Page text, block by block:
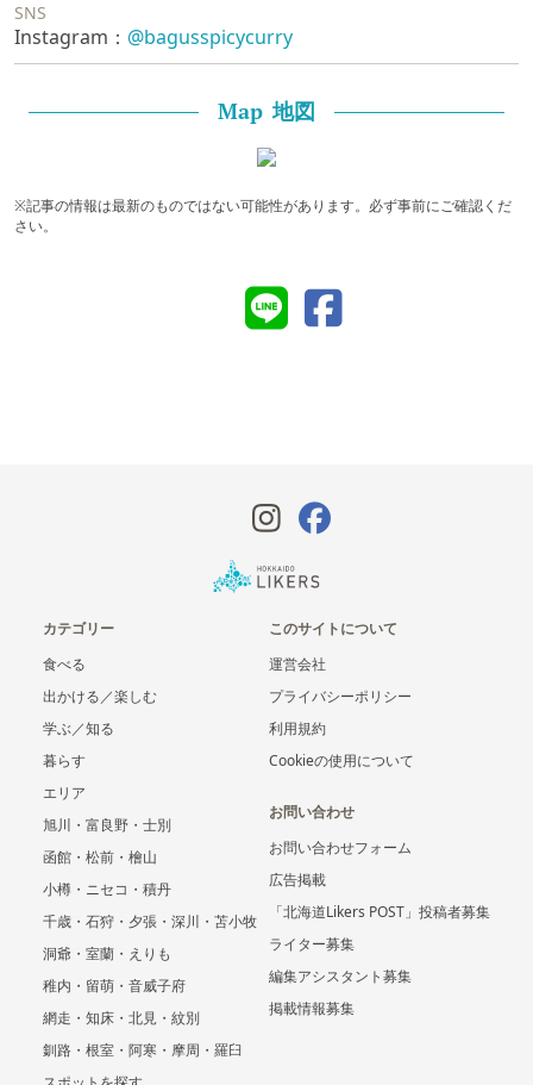
SNS
Instagram： @bagusspicycurry
Map 地図
※記事の情報は最新のものではない可能性があります。必ず事前にご確認くだ
さい。
カテゴリー
食べる
出かける／楽しむ
学ぶ／知る
暮らす
エリア
旭川・富良野・士別
函館・松前・檜山
小樽・ニセコ・積丹
千歳・石狩・夕張・深川・苫小牧
洞爺・室蘭・えりも
稚内・留萌・音威子府
網走・知床・北見・紋別
釧路・根室・阿寒・摩周・羅臼
このサイトについて
運営会社
プライバシーポリシー
利用規約
Cookieの使用について
お問い合わせ
お問い合わせフォーム
広告掲載
「北海道Likers POST」投稿者募集
ライター募集
編集アシスタント募集
掲載情報募集